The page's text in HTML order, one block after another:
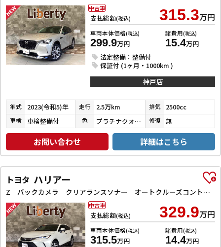
支払総額(税込) 315.3万円
車両本体価格(税込)
299.9万円
諸費用(税込)
15.4万円
法定整備：整備付
保証付 (1ヶ月・1000km )
中古車
神戸店
年式 2023(令和5)年 走行 2.5万km 排気 2500cc
車検 車検整備付 色 プラチナクォーツメタリック 修復 無
お問い合わせ 詳細はこちら
トヨタ ハリアー
Z バックカメラ クリアランスソナー オートクルーズコントロール レーンアシスト パワーシート 衝突被害軽減システム ナビ TV オートマチックハイビーム オートライト LEDヘッドランプ 電動リアゲート
支払総額(税込) 329.9万円
車両本体価格(税込)
315.5万円
諸費用(税込)
14.4万円
中古車